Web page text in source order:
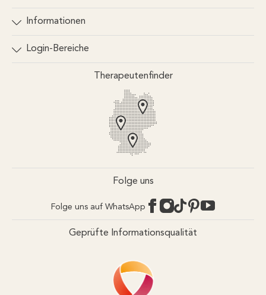
Informationen
Kontakt
Newsletter
Login-Bereiche
Online-Akademie-Login
Therapeutenfinder
Folge uns
Folge uns auf WhatsApp
Geprüfte Informationsqualität